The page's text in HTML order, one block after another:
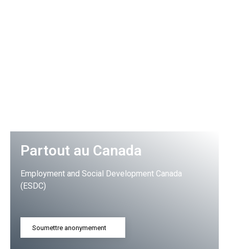
Partout au Canada
Employment and Social Development Canada
(ESDC)
Soumettre anonymement